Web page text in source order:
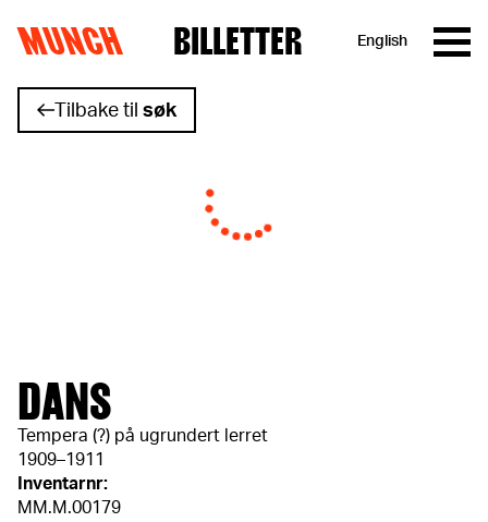
Hopp til innhold
MUNCH BILLETTER English
Tilbake til søk
DANS
Tempera (?) på ugrundert lerret
1909–1911
Inventarnr:
MM.M.00179